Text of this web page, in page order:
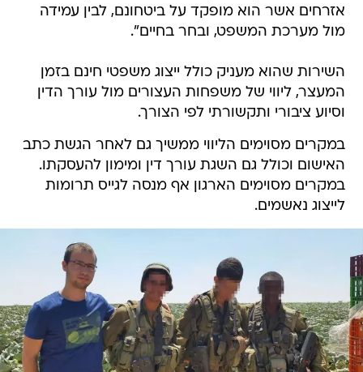
אזרחים אשר הוא מופקד על ביטחונם, לבין עמידה
מול מערכת המשפט, ובחר בחיים".
השירות שהוא מעניק כולל ייצוג משפטי חינם בזמן
המעצר, ליווי של משפחות העצורים מול עורך הדין
וסיוע ציבורי ותקשורתי לפי הצורך.
במקרים מסוימים הליווי ממשיך גם לאחר הגשת כתב
האישום וכולל גם השגת עורך דין ומימון להעסקתו.
במקרים מסוימים הארגון אף מנסה לגייס תרומות
לייצוג נאשמים.